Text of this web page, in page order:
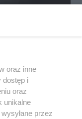
oraz inne
dostęp i
oraz
unikalne
przez